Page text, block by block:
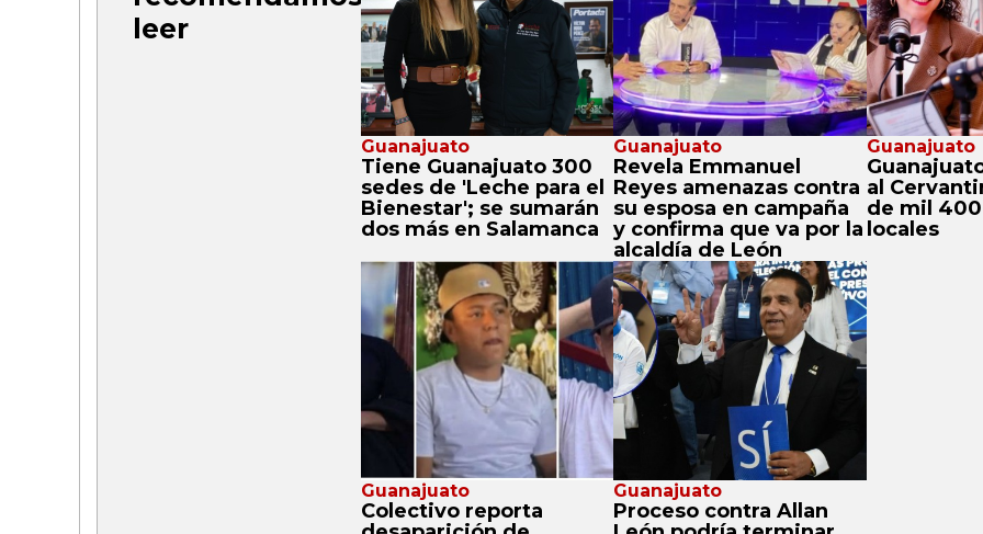
leer
Guanajuato
Tiene Guanajuato 300
sedes de 'Leche para el
Bienestar'; se sumarán
dos más en Salamanca
Guanajuato
Revela Emmanuel
Reyes amenazas contra
su esposa en campaña
y confirma que va por la
alcaldía de León
Guanajuato
al
de mil
locales
Guanajuato
Colectivo reporta
Guanajuato
Proceso contra Allan